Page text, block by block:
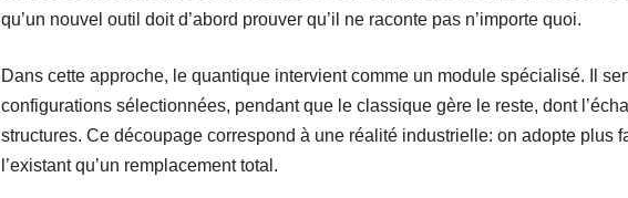
qu’un nouvel outil doit d’abord prouver qu’il ne raconte pas n’importe quoi.
Dans cette approche, le quantique intervient comme un module spécialisé. Il
configurations sélectionnées, pendant que le classique gère le reste, dont
structures. Ce découpage correspond à une réalité industrielle: on adopte plus
l’existant qu’un remplacement total.